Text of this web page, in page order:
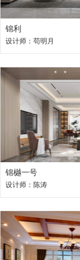
锦利
设计师：苟明月
锦樾一号
设计师：陈涛